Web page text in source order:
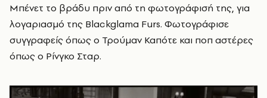
Μπένετ το βράδυ πριν από τη φωτογράφισή της, για
λογαριασμό της Blackglama Furs. Φωτογράφισε
συγγραφείς όπως ο Τρούμαν Καπότε και ποπ αστέρες
όπως ο Ρίνγκο Σταρ.